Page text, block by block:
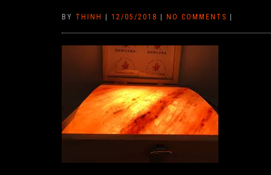
BY THINH 12/05/2018 NO COMMENTS